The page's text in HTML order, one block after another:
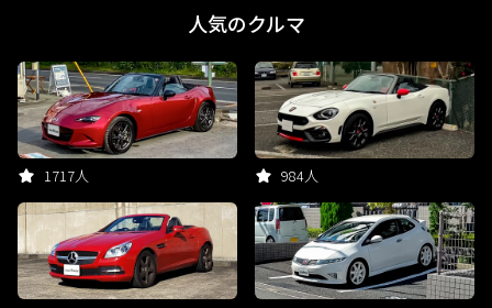
人気のクルマ
1717人 984人